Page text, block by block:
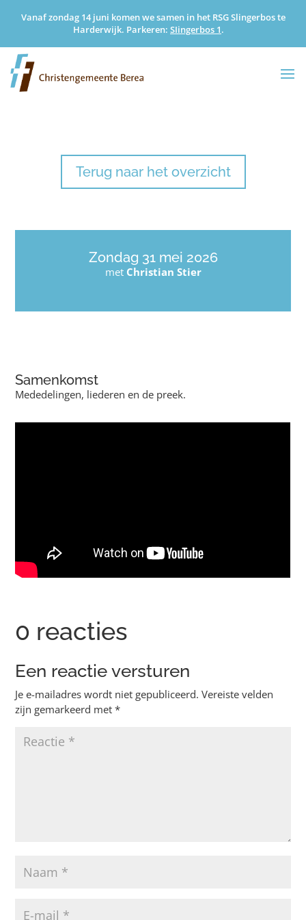
Vanaf zondag 14 juni komen we samen in het RSG Slingerbos te
Harderwijk. Parkeren: SIingerbos 1.
Terug naar het overzicht
Zondag 31 mei 2026
met Christian Stier
Samenkomst
Mededelingen, liederen en de preek.
0 reacties
Een reactie versturen
Je e-mailadres wordt niet gepubliceerd. Vereiste velden
zijn gemarkeerd met*